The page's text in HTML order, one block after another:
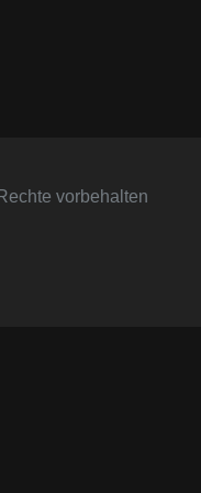
vorbehalten